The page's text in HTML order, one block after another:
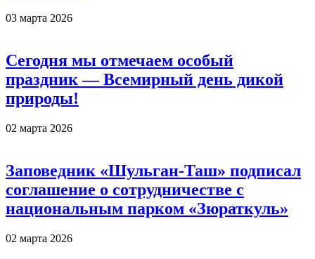
03 марта 2026
Сегодня мы отмечаем особый
праздник — Всемирный день дикой
природы!
02 марта 2026
Заповедник «Шульган-Таш» подписал
соглашение о сотрудничестве с
национальным парком «Зюраткуль»
02 марта 2026